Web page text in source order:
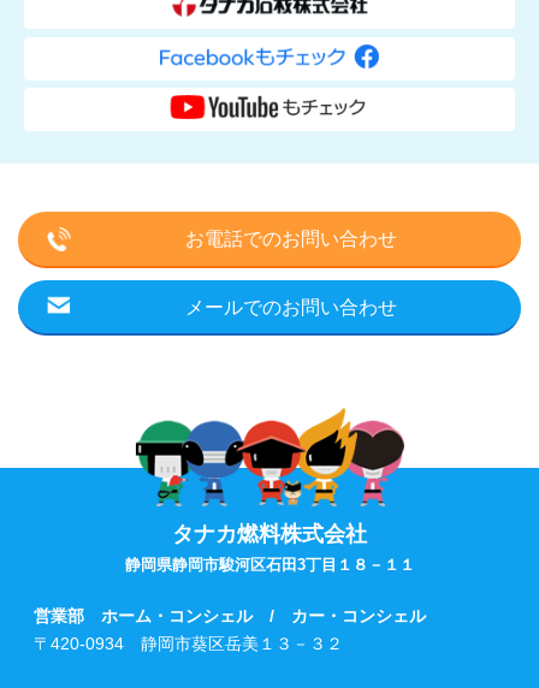
お電話でのお問い合わせ
メールでのお問い合わせ
タナカ燃料株式会社
静岡県静岡市駿河区石田3丁目１８－１１
営業部 ホーム・コンシェル / カー・コンシェル
〒420-0934 静岡市葵区岳美１３－３２